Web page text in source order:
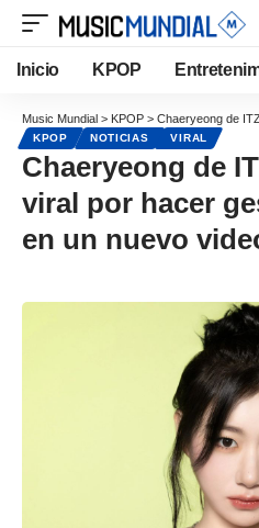
Inicio KPOP
Music Mundial > KPOP > Chaeryeong de ITZY se
KPOP NOTICIAS VIRAL
Chaeryeong de
viral por hacer
en un nuevo